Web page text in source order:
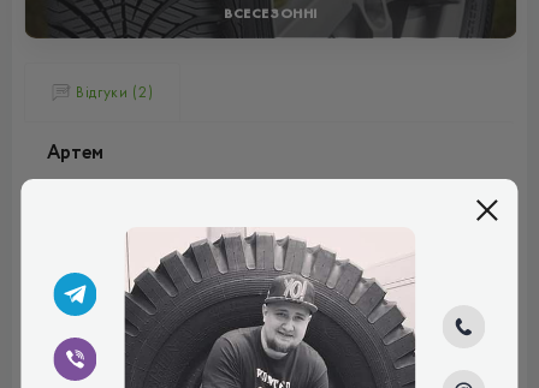
ВСЕСЕЗОННІ
Відгуки (2)
Артем
Машина в основному для домашніх поїздок, переважно
коротких та в різних умовах. Помітна різниця в
керованості в суху спекотну погоду в порівнянні з
літніми шинами, менш точне проходження поворотів,
але це компенсується з лишком, коли температура
падає або йде дощ. Дуже тихий та плавний хід у будь-
яких умовах. Добре відводять воду у калюжах. Здатність